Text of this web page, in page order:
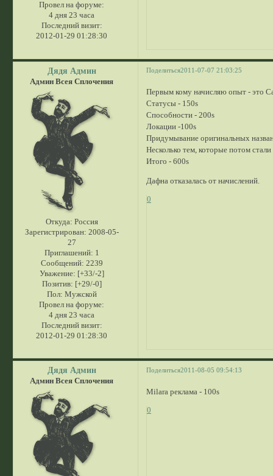
Провел на форуме:
4 дня 23 часа
Последний визит:
2012-01-29 01:28:30
Поделиться2011-07-07 21:03:25
Дядя Админ
Админ Всея Сплочения
Откуда: Россия
Зарегистрирован: 2008-05-
27
Приглашений: 1
Сообщений: 2239
Уважение: [+33/-2]
Позитив: [+29/-0]
Пол: Мужской
Провел на форуме:
4 дня 23 часа
Последний визит:
2012-01-29 01:28:30
Первым кому начисляю опыт - это
Статусы - 150s
Способности - 200s
Локации -100s
Придумывание оригинальных
Несколько тем, которые потом
Итого - 600s
Дафна отказалась от начислений.
0
Поделиться2011-08-05 09:54:13
Дядя Админ
Админ Всея Сплочения
Milara реклама - 100s
0